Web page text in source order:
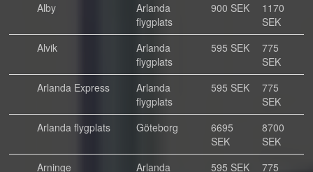
Alby
Arlanda
flygplats
900 SEK
1170
SEK
Alvik
Arlanda
flygplats
595 SEK
775
SEK
Arlanda Express
Arlanda
flygplats
595 SEK
775
SEK
Arlanda flygplats
Göteborg
6695
SEK
8700
SEK
Arninge
Arlanda
595 SEK
775